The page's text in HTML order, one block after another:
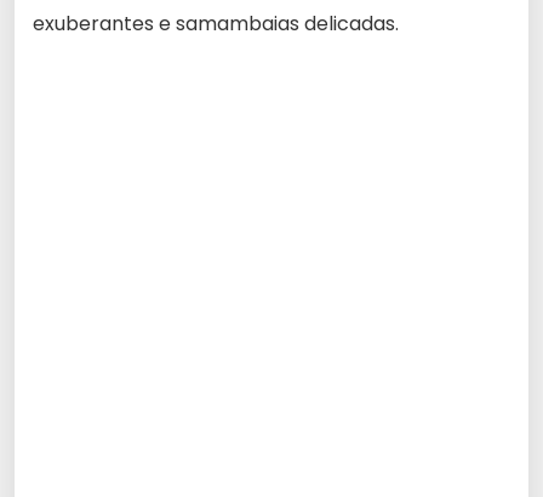
exuberantes e samambaias delicadas.